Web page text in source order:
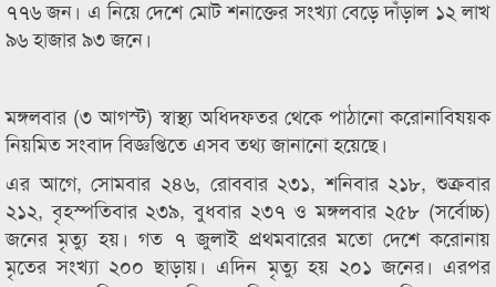
৭৭৬ জন। এ নিয়ে দেশে মোট শনাক্তের সংখ্যা বেড়ে দাঁড়াল ১২ লাখ
৯৬ হাজার ৯৩ জনে।
মঙ্গলবার (৩ আগস্ট) স্বাস্থ্য অধিদফতর থেকে পাঠানো করোনাবিষয়ক
নিয়মিত সংবাদ বিজ্ঞপ্তিতে এসব তথ্য জানানো হয়েছে।
এর আগে, সোমবার ২৪৬, রোববার ২৩১, শনিবার ২১৮, শুক্রবার
২১২, বৃহস্পতিবার ২৩৯, বুধবার ২৩৭ ও মঙ্গলবার ২৫৮ (সর্বোচ্চ)
জনের মৃত্যু হয়। গত ৭ জুলাই প্রথমবারের মতো দেশে করোনায়
মৃতের সংখ্যা ২০০ ছাড়ায়। এদিন মৃত্যু হয় ২০১ জনের। এরপর